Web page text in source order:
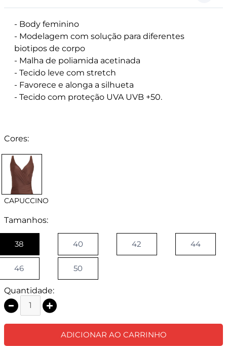
- Body feminino
- Modelagem com solução para diferentes
biotipos de corpo
- Malha de poliamida acetinada
- Tecido leve com stretch
- Favorece e alonga a silhueta
- Tecido com proteção UVA UVB +50.
Cores:
CAPUCCINO
Tamanhos:
38 40 42 44
46 50
Quantidade:
ADICIONAR AO CARRINHO